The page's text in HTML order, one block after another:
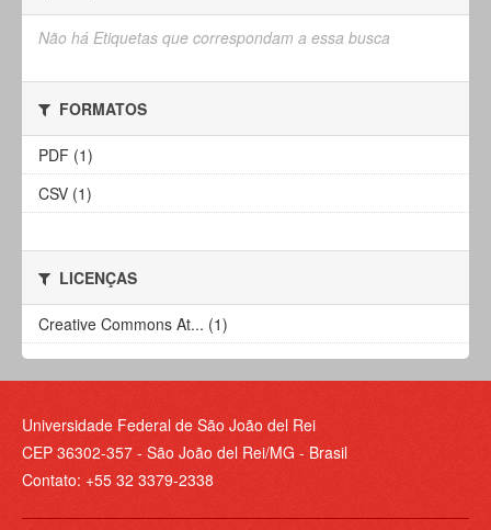
Não há Etiquetas que correspondam a essa busca
FORMATOS
PDF (1)
CSV (1)
LICENÇAS
Creative Commons At... (1)
Universidade Federal de São João del Rei
CEP 36302-357 - São João del Rei/MG - Brasil
Contato: +55 32 3379-2338